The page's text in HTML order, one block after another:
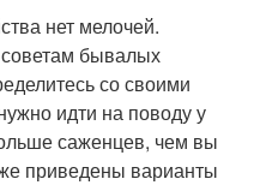
нет мелочей.
бывалых
со своими
идти на поводу у
саженцев, чем вы
приведены варианты